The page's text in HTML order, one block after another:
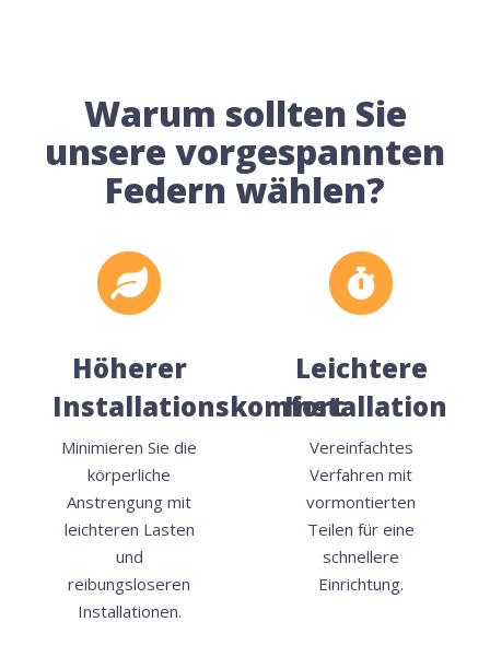
Warum sollten Sie
unsere vorgespannten
Federn wählen?
Höherer
Installationskomfort
Minimieren Sie die
körperliche
Anstrengung mit
leichteren Lasten
und
reibungsloseren
Installationen.
Leichtere
Installation
Vereinfachtes
Verfahren mit
vormontierten
Teilen für eine
schnellere
Einrichtung.